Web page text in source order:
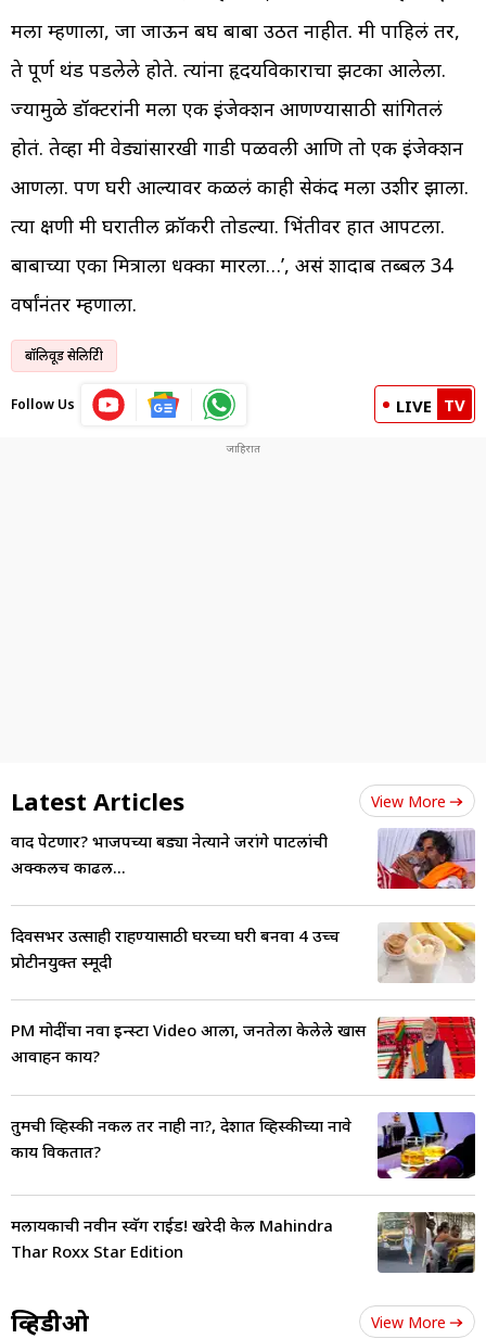
मला म्हणाला, जा जाऊन बघ बाबा उठत नाहीत. मी पाहिलं तर,
ते पूर्ण थंड पडलेले होते. त्यांना हृदयविकाराचा झटका आलेला.
ज्यामुळे डॉक्टरांनी मला एक इंजेक्शन आणण्यासाठी सांगितलं
होतं. तेव्हा मी वेड्यांसारखी गाडी पळवली आणि तो एक इंजेक्शन
आणला. पण घरी आल्यावर कळलं काही सेकंद मला उशीर झाला.
त्या क्षणी मी घरातील क्रॉकरी तोडल्या. भिंतीवर हात आपटला.
बाबाच्या एका मित्राला धक्का मारला…’, असं शादाब तब्बल 34
वर्षांनंतर म्हणाला.
बॉलिवूड सेलिब्रिटी
Follow Us LIVE TV
Latest Articles View More
वाद पेटणार? भाजपच्या बड्या नेत्याने जरांगे पाटलांची
अक्कलच काढली...
दिवसभर उत्साही राहण्यासाठी घरच्या घरी बनवा 4 उच्च
प्रोटीनयुक्त स्मूदी
PM मोदींचा नवा इन्स्टा Video आला, जनतेला केलेले खास
आवाहन काय?
तुमची व्हिस्की नकली तर नाही ना?, देशात व्हिस्कीच्या नावे
काय विकतात?
मलायकाची नवीन स्वॅग राईड! खरेदी केली Mahindra
Thar Roxx Star Edition
व्हिडीओ View More